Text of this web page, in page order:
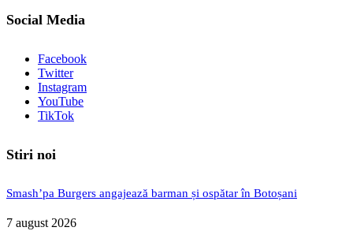
Social Media
Facebook
Twitter
Instagram
YouTube
TikTok
Stiri noi
Smash’pa Burgers angajează barman și ospătar în Botoșani
7 august 2026